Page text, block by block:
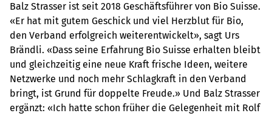
Balz Strasser ist seit 2018 Geschäftsführer von Bio Suisse.
«Er hat mit gutem Geschick und viel Herzblut für Bio,
den Verband erfolgreich weiterentwickelt», sagt Urs
Brändli. «Dass seine Erfahrung Bio Suisse erhalten bleibt
und gleichzeitig eine neue Kraft frische Ideen, weitere
Netzwerke und noch mehr Schlagkraft in den Verband
bringt, ist Grund für doppelte Freude.» Und Balz Strasser
ergänzt: «Ich hatte schon früher die Gelegenheit mit Rolf